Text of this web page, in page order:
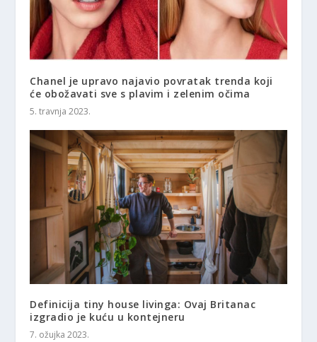
Chanel je upravo najavio povratak trenda koji
će obožavati sve s plavim i zelenim očima
5. travnja 2023.
Definicija tiny house livinga: Ovaj Britanac
izgradio je kuću u kontejneru
7. ožujka 2023.